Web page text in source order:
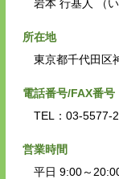
岩本 行基人 （
所在地
東京都千代田区
電話番号/FAX番号
TEL：03-5577-
営業時間
平日 9:00～